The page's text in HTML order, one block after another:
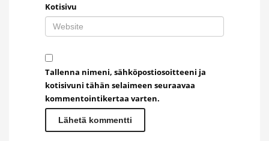
Kotisivu
Tallenna nimeni, sähköpostiosoitteeni ja
kotisivuni tähän selaimeen seuraavaa
kommentointikertaa varten.